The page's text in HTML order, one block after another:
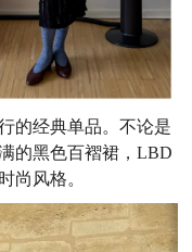
的经典单品。不论是
的黑色百褶裙，LBD
尚风格。